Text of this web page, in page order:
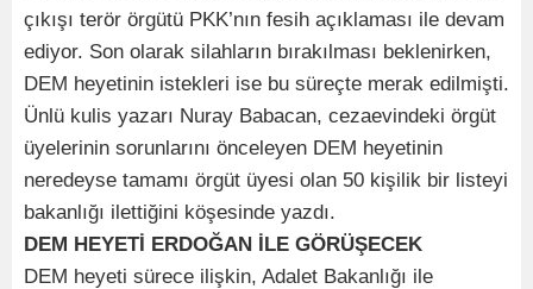
çıkışı terör örgütü PKK’nın fesih açıklaması ile devam
ediyor. Son olarak silahların bırakılması beklenirken,
DEM heyetinin istekleri ise bu süreçte merak edilmişti.
Ünlü kulis yazarı Nuray Babacan, cezaevindeki örgüt
üyelerinin sorunlarını önceleyen DEM heyetinin
neredeyse tamamı örgüt üyesi olan 50 kişilik bir listeyi
bakanlığı ilettiğini köşesinde yazdı.
DEM HEYETİ ERDOĞAN İLE GÖRÜŞECEK
DEM heyeti sürece ilişkin, Adalet Bakanlığı ile